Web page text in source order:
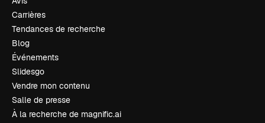
Carrières
Tendances de recherche
Blog
Événements
Slidesgo
Vendre mon contenu
Salle de presse
À la recherche de magnific.ai